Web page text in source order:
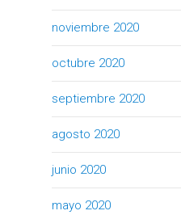
noviembre 2020
octubre 2020
septiembre 2020
agosto 2020
junio 2020
mayo 2020